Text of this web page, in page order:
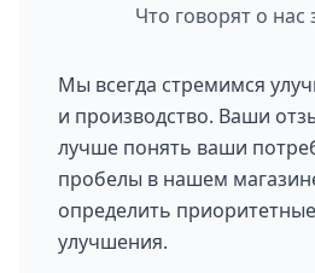
Что говорят о нас
Мы всегда стремимся
и производство. Ваши
лучше понять ваши
пробелы в нашем
определить
улучшения.